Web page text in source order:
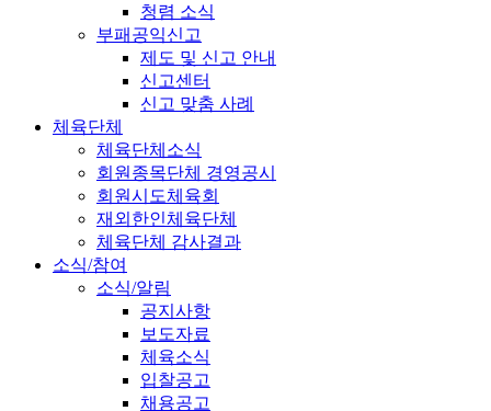
청렴 소식
부패공익신고
제도 및 신고 안내
신고센터
신고 맞춤 사례
체육단체
체육단체소식
회원종목단체 경영공시
회원시도체육회
재외한인체육단체
체육단체 감사결과
소식/참여
소식/알림
공지사항
보도자료
체육소식
입찰공고
채용공고